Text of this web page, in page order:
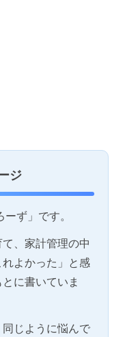
ジ
ず」です。
、家計管理の中
よかった」と感
に書いていま
じように悩んで